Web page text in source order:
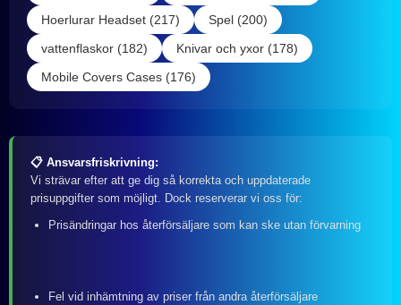
Hoerlurar Headset (217)
Spel (200)
vattenflaskor (182)
Knivar och yxor (178)
Mobile Covers Cases (176)
📋 Ansvarsfriskrivning:
Vi strävar efter att ge dig så korrekta och uppdaterade
prisuppgifter som möjligt. Dock reserverar vi oss för:
Prisändringar hos återförsäljare som kan ske utan förvarning
Fel vid inhämtning av priser från andra återförsäljare